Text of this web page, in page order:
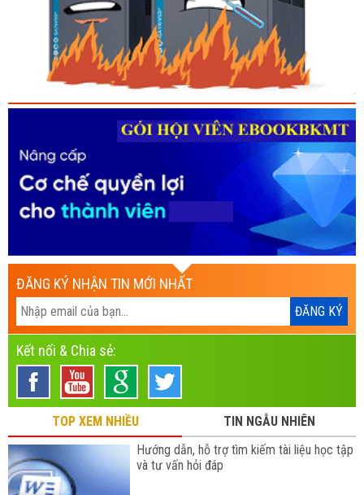
ĐĂNG KÝ NHẬN TIN MỚI NHẤT
Kết nối & Chia sẻ:
TOP XEM NHIỀU
TIN NGẪU NHIÊN
Hướng dẫn, hỗ trợ tìm kiếm tài liệu học tập
và tư vấn hỏi đáp